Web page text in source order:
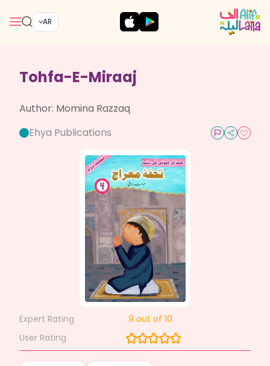
AR
Tohfa-E-Miraaj
Author: Momina Razzaq
Ehya Publications
Expert Rating 9 out of 10
User Rating